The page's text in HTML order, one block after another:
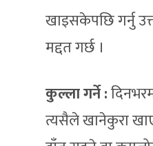
खाइसकेपछि गर्नु
मद्दत गर्छ ।
कुल्ला गर्ने:
त्यसैले खानेकुरा